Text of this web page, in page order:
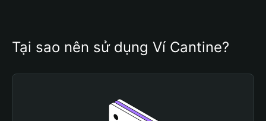
Tại sao nên sử dụng Ví Cantine?